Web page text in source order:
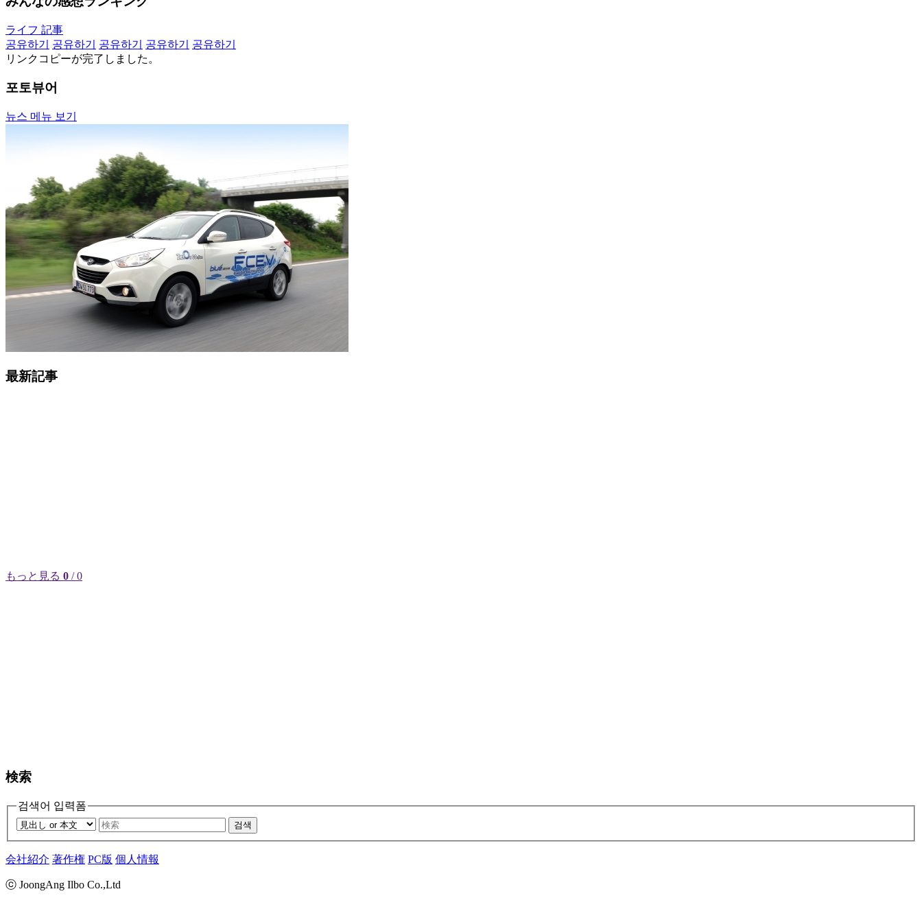
ライフ 記事
공유하기
공유하기 공유하기 공유하기
공유하기
リンクコピーが完了しました。
포토뷰어
뉴스 메뉴 보기
最新記事
もっと見る 0 / 0
検索
검색어 입력폼
검색
会社紹介 著作権 PC版 個人情報
ⓒ JoongAng Ilbo Co.,Ltd